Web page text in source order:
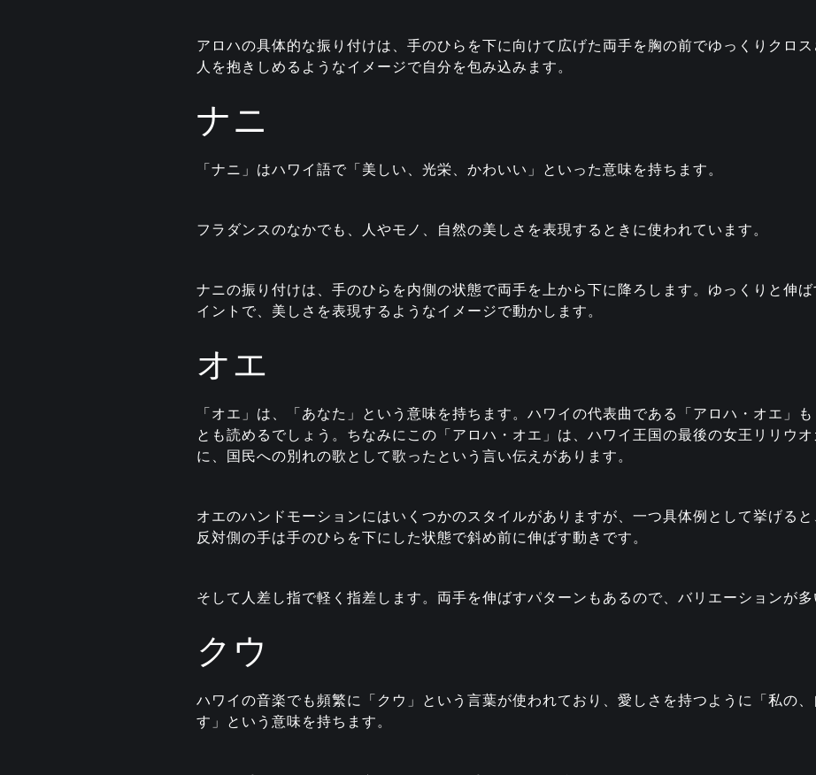
アロハの具体的な振り付けは、手のひらを下に向けて広げた両手を胸の前でゆっくりクロ
人を抱きしめるようなイメージで自分を包み込みます。
ナニ
「ナニ」はハワイ語で「美しい、光栄、かわいい」といった意味を持ちます。
フラダンスのなかでも、人やモノ、自然の美しさを表現するときに使われています。
ナニの振り付けは、手のひらを内側の状態で両手を上から下に降ろします。ゆっくりと伸
イントで、美しさを表現するようなイメージで動かします。
オエ
「オエ」は、「あなた」という意味を持ちます。ハワイの代表曲である「アロハ・オエ」も
とも読めるでしょう。ちなみにこの「アロハ・オエ」は、ハワイ王国の最後の女王リリウ
に、国民への別れの歌として歌ったという言い伝えがあります。
オエのハンドモーションにはいくつかのスタイルがありますが、一つ具体例として挙げると
反対側の手は手のひらを下にした状態で斜め前に伸ばす動きです。
そして人差し指で軽く指差します。両手を伸ばすパターンもあるので、バリエーションが多
クウ
ハワイの音楽でも頻繁に「クウ」という言葉が使われており、愛しさを持つように「私の
す」という意味を持ちます。